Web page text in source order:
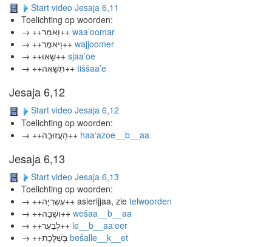
Start video Jesaja 6,11
Toelichting op woorden:
→ ++וָאֹמַר++ waa’oomar
→ ++וַיֹּאמֶר++ wajjoomer
→ ++שָׁאוּ++ sjaa’oe
→ ++תִּשָּׁאֶה++ tiššaa’e
Jesaja 6,12
Start video Jesaja 6,12
Toelichting op woorden:
→ ++הָעֲזוּבָה++ haa‘azoe__b__aa
Jesaja 6,13
Start video Jesaja 6,13
Toelichting op woorden:
→ ++עֲשִׂרִיָּה++ asierijjaa, zie telwoorden
→ ++וְשָׁבָה++ wešaa__b__aa
→ ++לְבָעֵר++ le__b__aa‘eer
bešalle__k__et